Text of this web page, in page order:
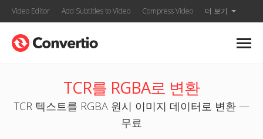
Video Editor Add Subtitles to Video Compress Video 더 보기
TCR를 RGBA로 변환
TCR 텍스트를 RGBA 원시 이미지 데이터로 변환 —
무료